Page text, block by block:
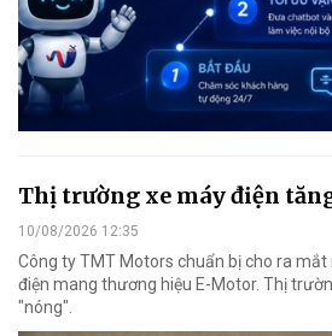
Thị trường xe máy điện
10/08/2026 12:35
Công ty TMT Motors chuẩn bị cho ra
điện mang thương hiệu E-Motor. Thị
"nóng".